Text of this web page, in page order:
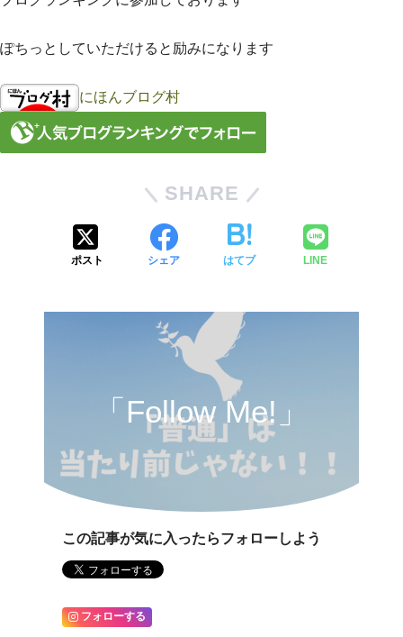
ぽちっとしていただけると励みになります
にほんブログ村
SHARE
ポスト シェア はてブ LINE
「Follow Me!」
この記事が気に入ったらフォローしよう
フォローする